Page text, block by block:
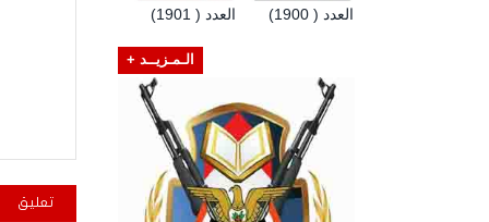
العدد ( 1901) العدد ( 1900)
الـمـزيــد +